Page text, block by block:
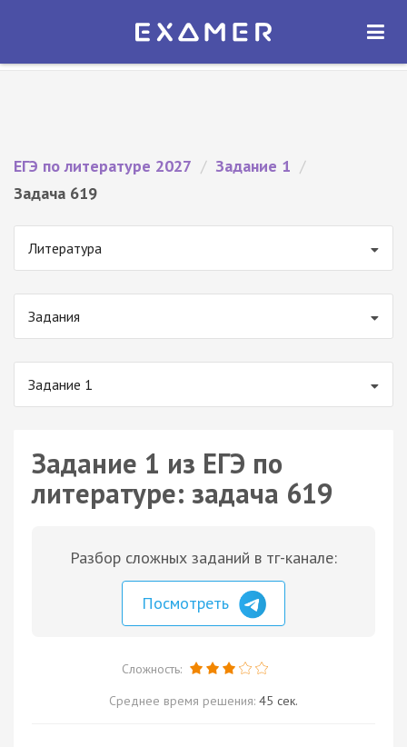
Экзамер — ЕГЭ 2027
ОТКРЫТЬ
ЕГЭ по литературе 2027 / Задание 1 /
Задача 619
Литература
Задания
Задание 1
Задание 1 из ЕГЭ по
литературе: задача 619
Разбор сложных заданий в тг-канале:
Посмотреть
Сложность:
Среднее время решения: 45 сек.